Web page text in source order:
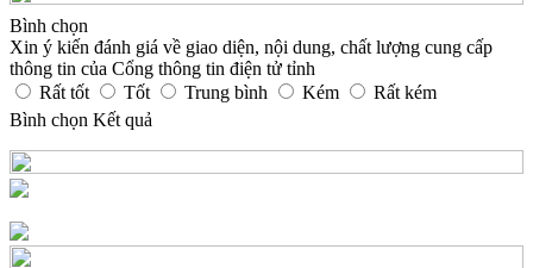
Bình chọn
Xin ý kiến đánh giá về giao diện, nội dung, chất lượng cung cấp
thông tin của Cổng thông tin điện tử tỉnh
Rất tốt
Tốt Trung bình Kém
Rất kém
Bình chọn Kết quả